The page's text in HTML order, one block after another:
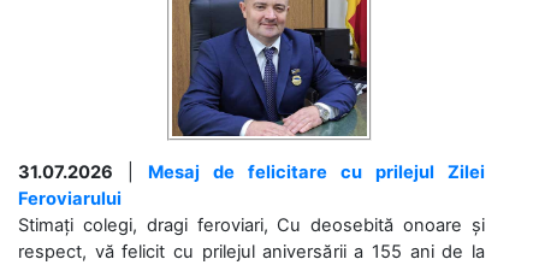
31.07.2026
Mesaj de felicitare cu prilejul Zilei
Feroviarului
Stimați colegi, dragi feroviari, Cu deosebită onoare și
respect, vă felicit cu prilejul aniversării a 155 ani de la